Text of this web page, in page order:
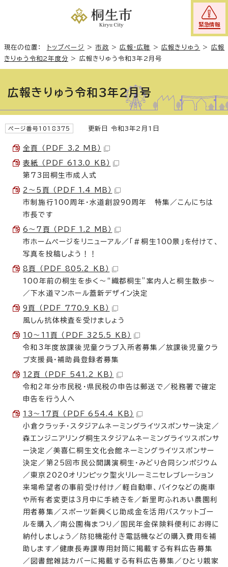
緊急情報
現在の位置： トップページ >市政 >広報・広聴 >広報きりゅう > 広報
きりゅう令和2年度分 > 広報きりゅう令和3年2月号
広報きりゅう令和3年2月号
ページ番号1018375 更新日 令和3年2月1日
全頁 （PDF 3.2 MB）
表紙 （PDF 613.0 KB）
第73回桐生市成人式
2〜5頁 （PDF 1.4 MB）
市制施行100周年・水道創設90周年 特集／こんにちは
市長です
6〜7頁 （PDF 1.2 MB）
市ホームページをリニューアル／「＃桐生100景」を付けて、
写真を投稿しよう！！
8頁 （PDF 805.2 KB）
100年前の桐生を歩く〜“織都桐生”案内人と桐生散歩〜
／下水道マンホール蓋新デザイン決定
9頁 （PDF 770.9 KB）
風しん抗体検査を受けましょう
10〜11頁 （PDF 325.5 KB）
令和3年度放課後児童クラブ入所者募集／放課後児童クラ
ブ支援員・補助員登録者募集
12頁 （PDF 541.2 KB）
令和2年分市民税・県民税の申告は郵送で／税務署で確定
申告を行う人へ
13〜17頁 （PDF 654.4 KB）
小倉クラッチ・スタジアムネーミングライツスポンサー決定／
森エンジニアリング桐生スタジアムネーミングライツスポンサ
ー決定／美喜仁桐生文化会館ネーミングライツスポンサー
決定／第25回市民公開講演桐生・みどり合同シンポジウム
／東京2020オリンピック聖火リレーミニセレブレーション
来場希望者の事前受け付け／軽自動車、バイクなどの廃車
や所有者変更は3月中に手続きを／新里町ふれあい農園利
用者募集／スポーツ新興くじ助成金を活用バスケットゴー
ルを購入／南公園梅まつり／国民年金保険料便利にお得に
納付しましょう／防犯機能付き電話機などの購入費用を補
助します／健康長寿課専用封筒に掲載する有料広告募集
／図書館雑誌カバーに掲載する有料広告募集／ひとり親家